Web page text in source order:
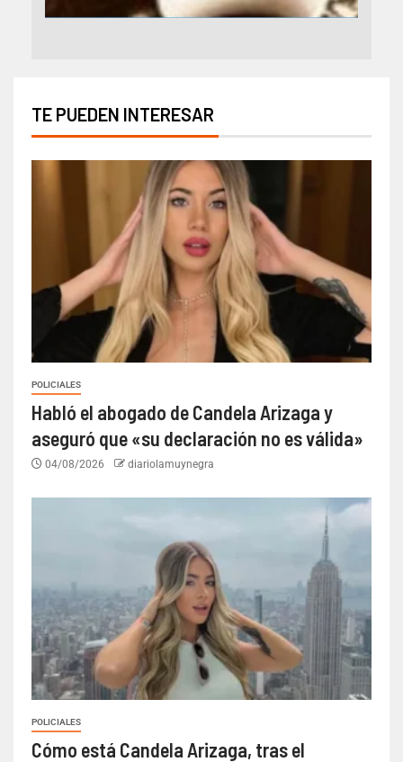
TE PUEDEN INTERESAR
POLICIALES
Habló el abogado de Candela Arizaga y
aseguró que «su declaración no es válida»
04/08/2026 diariolamuynegra
POLICIALES
Cómo está Candela Arizaga, tras el